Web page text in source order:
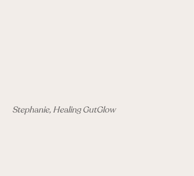
Stephanie, Healing GutGlow